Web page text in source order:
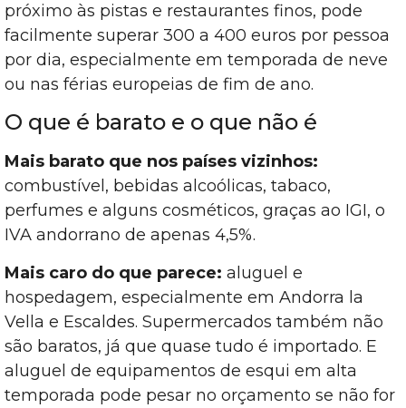
próximo às pistas e restaurantes finos, pode
facilmente superar 300 a 400 euros por pessoa
por dia, especialmente em temporada de neve
ou nas férias europeias de fim de ano.
O que é barato e o que não é
Mais barato que nos países vizinhos:
combustível, bebidas alcoólicas, tabaco,
perfumes e alguns cosméticos, graças ao IGI, o
IVA andorrano de apenas 4,5%.
Mais caro do que parece: aluguel e
hospedagem, especialmente em Andorra la
Vella e Escaldes. Supermercados também não
são baratos, já que quase tudo é importado. E
aluguel de equipamentos de esqui em alta
temporada pode pesar no orçamento se não for